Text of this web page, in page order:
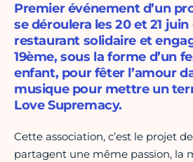
Premier événement d’un
se déroulera les 20 et 21 juin
restaurant solidaire et
19ème, sous la forme d’un
enfant, pour fêter l’amour
musique pour mettre un
Love Supremacy.
Cette association, c’est le projet
partagent une même passion, la